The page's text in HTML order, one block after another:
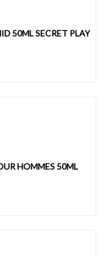
50ML SECRET PLAY
HOMMES 50ML